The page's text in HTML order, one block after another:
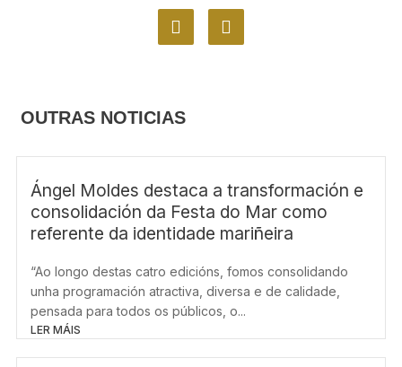
F
a
o
o
I
n
m
OUTRAS NOTICIAS
Ángel Moldes destaca a transformación e
consolidación da Festa do Mar como
referente da identidade mariñeira
“Ao longo destas catro edicións, fomos consolidando
unha programación atractiva, diversa e de calidade,
pensada para todos os públicos, o...
LER MÁIS